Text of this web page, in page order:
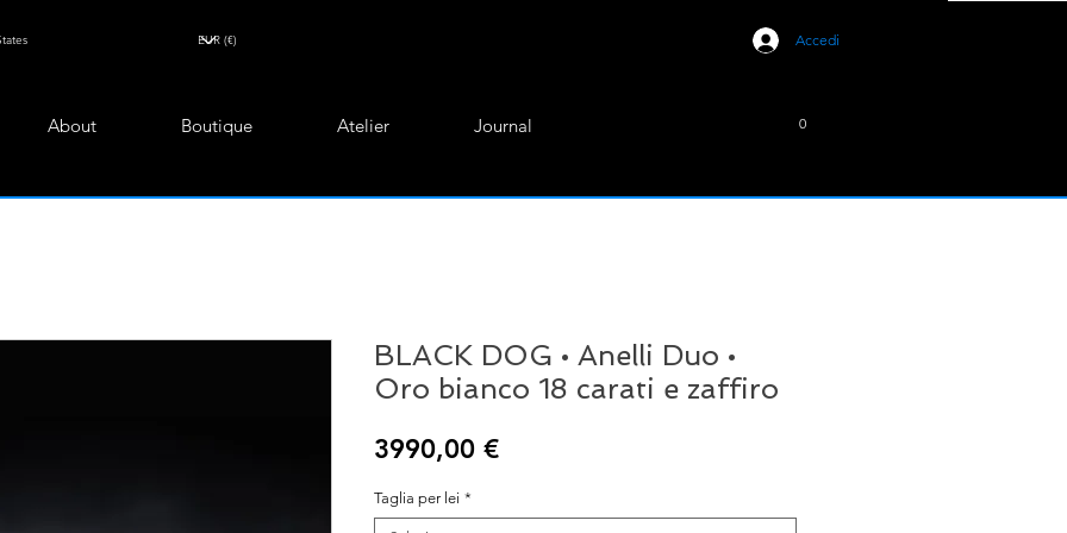
About Boutique Atelier Journal
Accedi
0
BLACK DOG • Anelli Duo •
Oro bianco 18 carati e zaffiro
3990,00 €Prezzo
Taglia per lei *